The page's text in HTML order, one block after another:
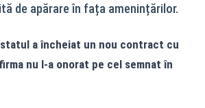
de apărare în fața amenințărilor.
a încheiat un nou contract cu
nu l-a onorat pe cel semnat în